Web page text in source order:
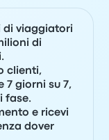
di viaggiatori
di
clienti,
7 giorni su 7,
fase.
e ricevi
dover